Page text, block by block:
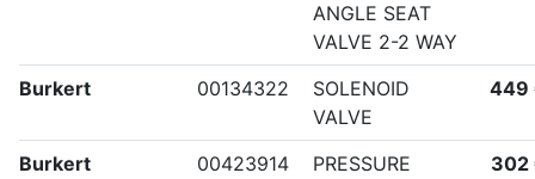
ANGLE SEAT
VALVE 2-2 WAY
Burkert 00134322
SOLENOID
VALVE
449
Burkert 00423914
PRESSURE
302